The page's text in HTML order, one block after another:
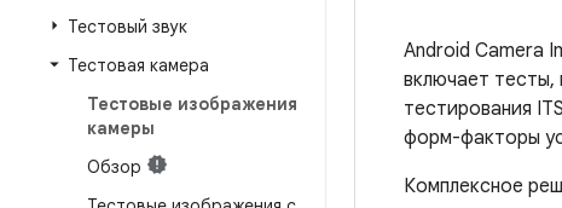
Тестовый звук
Тестовая камера
Тестовые изображения
камеры
Обзор
Android Camera
включает
тестирования
форм-факторы
Комплексное